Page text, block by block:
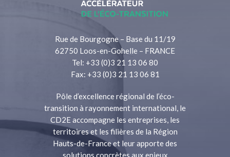
Rue de Bourgogne – Base du 11/19
62750 Loos-en-Gohelle – FRANCE
Tel: +33 (0)3 21 13 06 80
Fax: +33 (0)3 21 13 06 81
Pôle d’excellence régional de l’éco-
transition à rayonnement international, le
CD2E accompagne les entreprises, les
territoires et les filières de la Région
Hauts-de-France et leur apporte des
solutions concrètes aux enjeux